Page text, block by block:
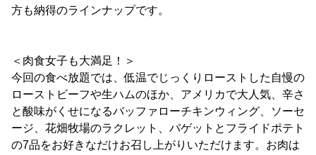
方も納得のラインナップです。
＜肉食女子も大満足！＞
今回の食べ放題では、低温でじっくりローストした自慢の
ローストビーフや生ハムのほか、アメリカで大人気、辛さ
と酸味がくせになるバッファローチキンウィング、ソーセ
ージ、花畑牧場のラクレット、バゲットとフライドポテト
の7品をお好きなだけお召し上がりいただけます。お肉は